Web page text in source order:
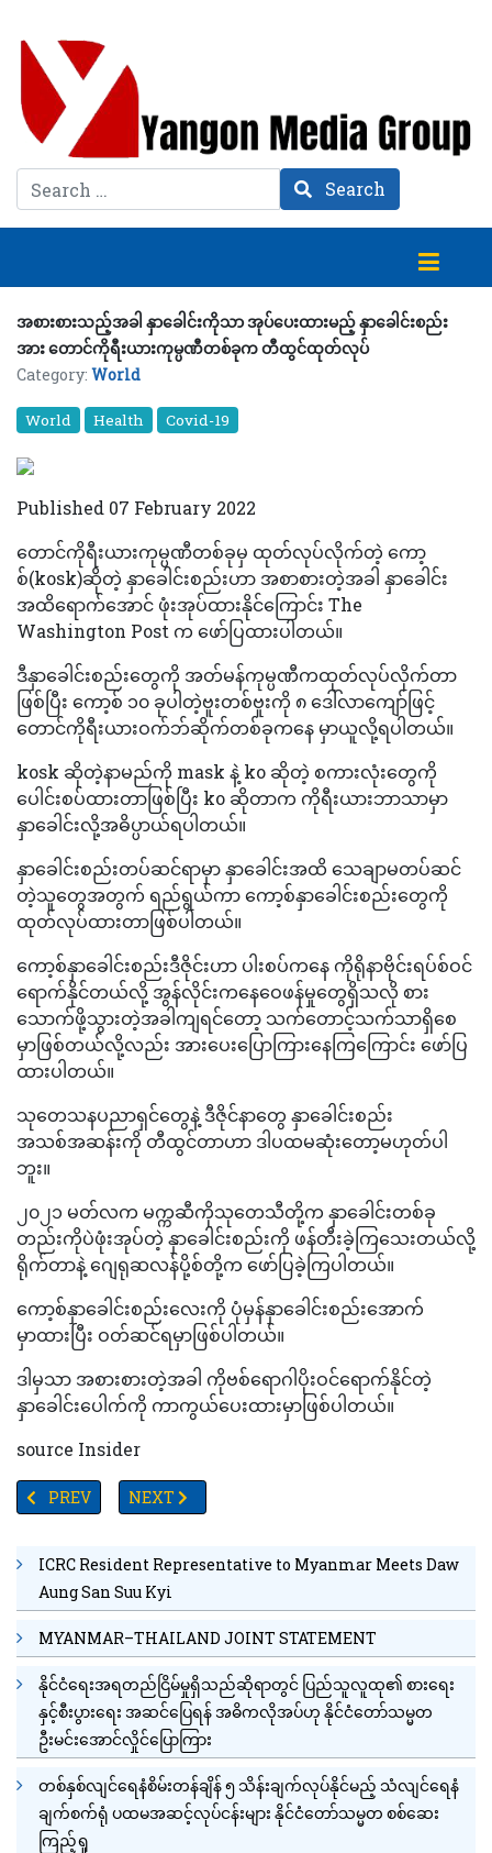
Search Search
အစားစားသည့်အခါ နှာခေါင်းကိုသာ အုပ်ပေးထားမည့် နှာခေါင်းစည်း
အား တောင်ကိုရီးယားကုမ္ပဏီတစ်ခုက တီထွင်ထုတ်လုပ်
Category: World
World Health Covid-19
Published 07 February 2022
တောင်ကိုရီးယားကုမ္ပဏီတစ်ခုမှ ထုတ်လုပ်လိုက်တဲ့ ကော့
စ်(kosk)ဆိုတဲ့ နှာခေါင်းစည်းဟာ အစာစားတဲ့အခါ နှာခေါင်း
အထိရောက်အောင် ဖုံးအုပ်ထားနိုင်ကြောင်း The
Washington Post က ဖော်ပြထားပါတယ်။
ဒီနှာခေါင်းစည်းတွေကို အတ်မန်ကုမ္ပဏီကထုတ်လုပ်လိုက်တာ
ဖြစ်ပြီး ကော့စ် ၁၀ ခုပါတဲ့ဗူးတစ်ဗူးကို ၈ ဒေါ်လာကျော်ဖြင့်
တောင်ကိုရီးယားဝက်ဘ်ဆိုက်တစ်ခုကနေ မှာယူလို့ရပါတယ်။
kosk ဆိုတဲ့နာမည်ကို mask နဲ့ ko ဆိုတဲ့ စကားလုံးတွေကို
ပေါင်းစပ်ထားတာဖြစ်ပြီး ko ဆိုတာက ကိုရီးယားဘာသာမှာ
နှာခေါင်းလို့အဓိပ္ပာယ်ရပါတယ်။
နှာခေါင်းစည်းတပ်ဆင်ရာမှာ နှာခေါင်းအထိ သေချာမတပ်ဆင်
တဲ့သူတွေအတွက် ရည်ရွယ်ကာ ကော့စ်နှာခေါင်းစည်းတွေကို
ထုတ်လုပ်ထားတာဖြစ်ပါတယ်။
ကော့စ်နှာခေါင်းစည်းဒီဇိုင်းဟာ ပါးစပ်ကနေ ကိုရိုနာဗိုင်းရပ်စ်ဝင်
ရောက်နိုင်တယ်လို့ အွန်လိုင်းကနေဝေဖန်မှုတွေရှိသလို စား
သောက်ဖို့သွားတဲ့အခါကျရင်တော့ သက်တောင့်သက်သာရှိစေ
မှာဖြစ်တယ်လို့လည်း အားပေးပြောကြားနေကြကြောင်း ဖော်ပြ
ထားပါတယ်။
သုတေသနပညာရှင်တွေနဲ့ ဒီဇိုင်နာတွေ နှာခေါင်းစည်း
အသစ်အဆန်းကို တီထွင်တာဟာ ဒါပထမဆုံးတော့မဟုတ်ပါ
ဘူး။
၂၀၂၁ မတ်လက မက္ကဆီကိုသုတေသီတို့က နှာခေါင်းတစ်ခု
တည်းကိုပဲဖုံးအုပ်တဲ့ နှာခေါင်းစည်းကို ဖန်တီးခဲ့ကြသေးတယ်လို့
ရိုက်တာနဲ့ ဂျေရုဆလန်ပို့စ်တို့က ဖော်ပြခဲ့ကြပါတယ်။
ကော့စ်နှာခေါင်းစည်းလေးကို ပုံမှန်နှာခေါင်းစည်းအောက်
မှာထားပြီး ဝတ်ဆင်ရမှာဖြစ်ပါတယ်။
ဒါမှသာ အစားစားတဲ့အခါ ကိုဗစ်ရောဂါပိုးဝင်ရောက်နိုင်တဲ့
နှာခေါင်းပေါက်ကို ကာကွယ်ပေးထားမှာဖြစ်ပါတယ်။
source Insider
PREVIOUS ARTICLE: ရုရှားက ယူကရိန်းကို ရက်ပိုင်း သို့မဟုတ်
PREV NEXT ARTICLE: အိုမီခရွန်မျိုးဗီဇကွဲ၏ မျိုးနွယ်ခွဲ(
NEXT
ICRC Resident Representative to Myanmar Meets Daw
Aung San Suu Kyi
MYANMAR–THAILAND JOINT STATEMENT
နိုင်ငံရေးအရတည်ငြိမ်မှုရှိသည်ဆိုရာတွင် ပြည်သူလူထု၏ စားရေး
နှင့်စီးပွားရေး အဆင်ပြေရန် အဓိကလိုအပ်ဟု နိုင်ငံတော်သမ္မတ
ဦးမင်းအောင်လှိုင်ပြောကြား
တစ်နှစ်လျင်ရေနံစိမ်းတန်ချိန် ၅ သိန်းချက်လုပ်နိုင်မည့် သံလျင်ရေနံ
ချက်စက်ရုံ ပထမအဆင့်လုပ်ငန်းများ နိုင်ငံတော်သမ္မတ စစ်ဆေး
ကြည့်ရှု